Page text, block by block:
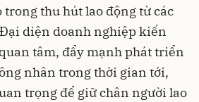
trong thu hút lao động từ các
diện doanh nghiệp kiến
tâm, đẩy mạnh phát triển
nhân trong thời gian tới,
trọng để giữ chân người lao